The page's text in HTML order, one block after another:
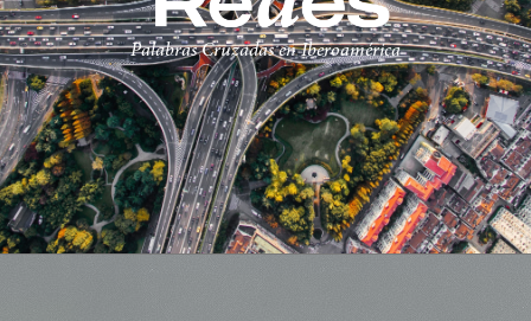
Palabras Cruzadas en Iberoamérica